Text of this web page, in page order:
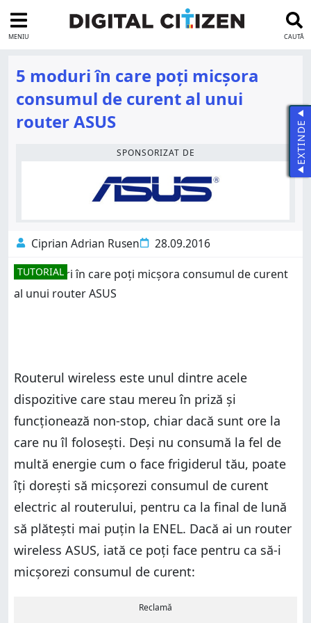
MENIU CAUTĂ
5 moduri în care poți micșora
consumul de curent al unui
router ASUS
SPONSORIZAT DE
Ciprian Adrian Rusen 28.09.2016
TUTORIAL
Routerul wireless este unul dintre acele
dispozitive care stau mereu în priză și
funcționează non-stop, chiar dacă sunt ore la
care nu îl folosești. Deși nu consumă la fel de
multă energie cum o face frigiderul tău, poate
îți dorești să micșorezi consumul de curent
electric al routerului, pentru ca la final de lună
să plătești mai puțin la ENEL. Dacă ai un router
wireless ASUS, iată ce poți face pentru ca să-i
micșorezi consumul de curent:
Reclamă
EXTINDE